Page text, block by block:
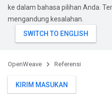
ke dalam bahasa pilihan Anda.
mengandung kesalahan.
OpenWeave Referensi
KIRIM MASUKAN